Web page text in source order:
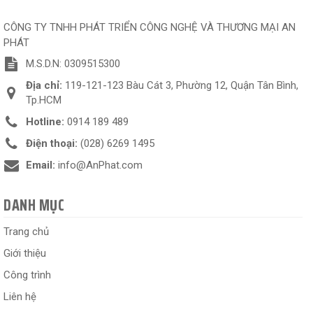
CÔNG TY TNHH PHÁT TRIỂN CÔNG NGHỆ VÀ THƯƠNG MẠI AN
PHÁT
M.S.D.N: 0309515300
Địa chỉ: 119-121-123 Bàu Cát 3, Phường 12, Quận Tân Bình,
Tp.HCM
Hotline: 0914 189 489
Điện thoại: (028) 6269 1495
Email: info@AnPhat.com
DANH MỤC
Trang chủ
Giới thiệu
Công trình
Liên hệ